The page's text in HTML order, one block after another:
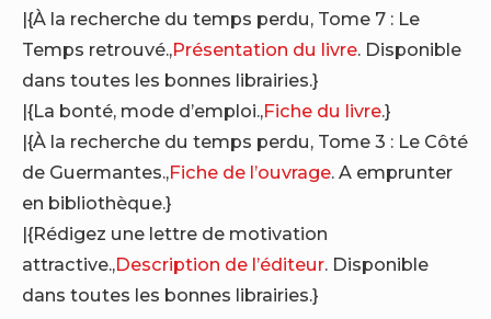
|{À la recherche du temps perdu, Tome 7 : Le
Temps retrouvé.,Présentation du livre. Disponible
dans toutes les bonnes librairies.}
|{La bonté, mode d’emploi.,Fiche du livre.}
|{À la recherche du temps perdu, Tome 3 : Le Côté
de Guermantes.,Fiche de l’ouvrage. A emprunter
en bibliothèque.}
|{Rédigez une lettre de motivation
attractive.,Description de l’éditeur. Disponible
dans toutes les bonnes librairies.}